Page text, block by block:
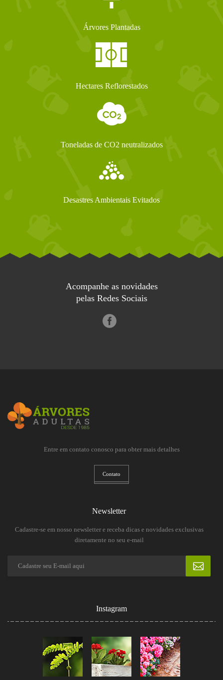
Árvores Plantadas
Hectares Reflorestados
Toneladas de CO2 neutralizados
Desastres Ambientais Evitados
Acompanhe as novidades
pelas Redes Sociais
Entre em contato conosco para obter mais detalhes
Contato
Newsletter
Cadastre-se em nosso newsletter e receba dicas e novidades exclusivas
diretamente no seu e-mail
Instagram